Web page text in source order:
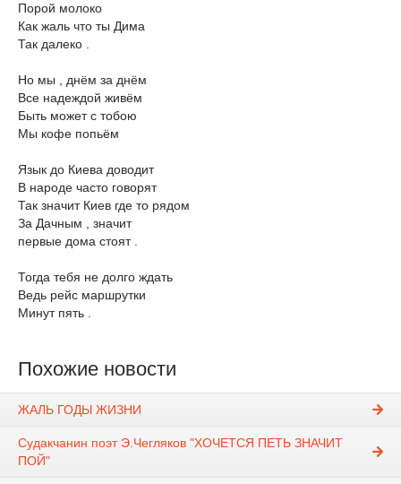
Порой молоко
Как жаль что ты Дима
Так далеко .
Но мы , днём за днём
Все надеждой живём
Быть может с тобою
Мы кофе попьём
Язык до Киева доводит
В народе часто говорят
Так значит Киев где то рядом
За Дачным , значит
первые дома стоят .
Тогда тебя не долго ждать
Ведь рейс маршрутки
Минут пять .
Похожие новости
ЖАЛЬ ГОДЫ ЖИЗНИ
Судакчанин поэт Э.Чегляков "ХОЧЕТСЯ ПЕТЬ ЗНАЧИТ
ПОЙ"